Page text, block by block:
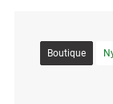
Boutique